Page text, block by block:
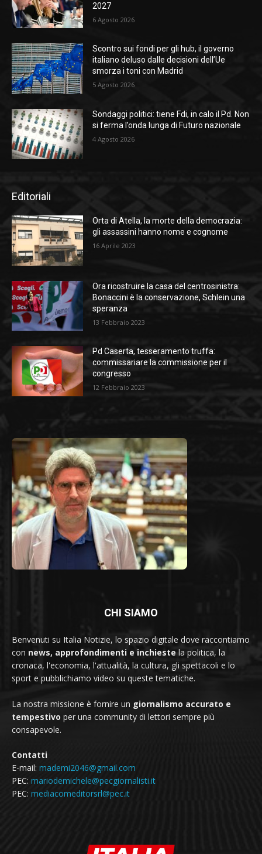
2027
6 Agosto 2026
Scontro sui fondi per gli hub, il governo
italiano deluso dalle decisioni dell’Ue
smorza i toni con Madrid
5 Agosto 2026
Sondaggi politici: tiene Fdi, in calo il Pd. Non
si ferma l’onda lunga di Futuro nazionale
4 Agosto 2026
Editoriali
Orta di Atella, la morte della democrazia:
gli assassini hanno nome e cognome
16 Aprile 2023
Ora ricostruire la casa del centrosinistra:
Bonaccini è la conservazione, Schlein una
speranza
13 Febbraio 2023
Pd Caserta, tesseramento truffa:
commissariare la commissione per il
congresso
12 Febbraio 2023
CHI SIAMO
Benvenuti su Italia Notizie, lo spazio digitale dove raccontiamo
con news, approfondimenti e inchieste la politica, la
cronaca, l'economia, l'attualità, la cultura, gli spettacoli e lo
sport e pubblichiamo video su queste tematiche.
La nostra missione è fornire un giornalismo accurato e
tempestivo per una community di lettori sempre più
consapevole.
Contatti
E-mail: mademi2046@gmail.com
PEC: mariodemichele@pecgiornalisti.it
PEC: mediacomeditorsrl@pec.it